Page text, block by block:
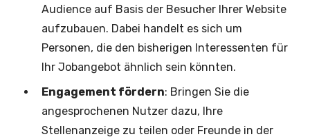
Audience auf Basis der Besucher Ihrer Website
aufzubauen. Dabei handelt es sich um
Personen, die den bisherigen Interessenten für
Ihr Jobangebot ähnlich sein könnten.
Engagement fördern: Bringen Sie die
angesprochenen Nutzer dazu, Ihre
Stellenanzeige zu teilen oder Freunde in der